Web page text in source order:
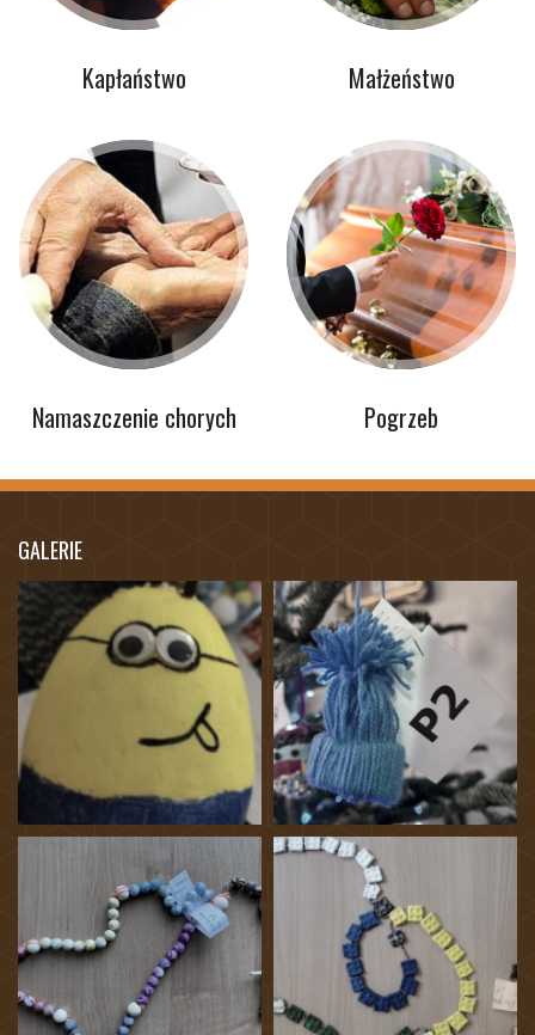
Kapłaństwo Małżeństwo
Namaszczenie chorych Pogrzeb
GALERIE